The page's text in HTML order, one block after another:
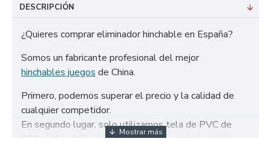
DESCRIPCIÓN
¿Quieres comprar eliminador hinchable en España?
Somos un fabricante profesional del mejor
hinchables juegos de China.
Primero, podemos superar el precio y la calidad de
cualquier competidor.
En segundo lugar, solo utilizamos tela de PVC de
650g/m² certificada de la más alta calidad y doble